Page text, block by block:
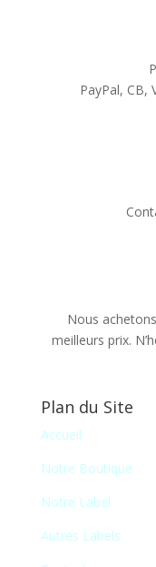
PayPal, CB,
Nous
meilleurs prix.
Plan du Site
Accueil
Notre Boutique
Notre Label
Autres Labels